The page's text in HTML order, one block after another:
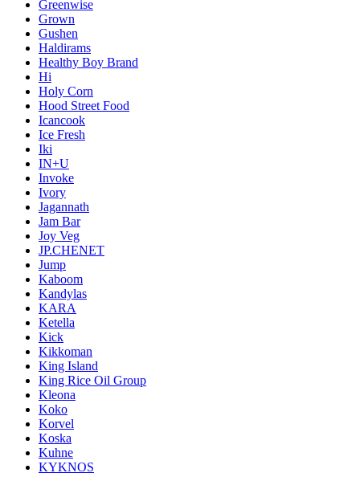
Greenwise
Grown
Gushen
Haldirams
Healthy Boy Brand
Hi
Holy Corn
Hood Street Food
Icancook
Ice Fresh
Iki
IN+U
Invoke
Ivory
Jagannath
Jam Bar
Joy Veg
JP.CHENET
Jump
Kaboom
Kandylas
KARA
Ketella
Kick
Kikkoman
King Island
King Rice Oil Group
Kleona
Koko
Korvel
Koska
Kuhne
KYKNOS